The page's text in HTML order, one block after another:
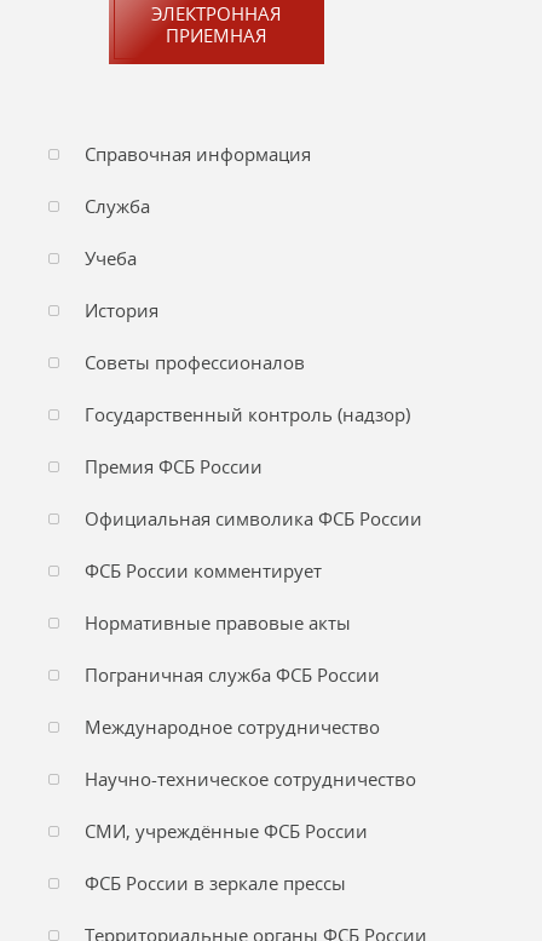
ЭЛЕКТРОННАЯ
ПРИЕМНАЯ
Справочная информация
Служба
Учеба
История
Советы профессионалов
Государственный контроль (надзор)
Премия ФСБ России
Официальная символика ФСБ России
ФСБ России комментирует
Нормативные правовые акты
Пограничная служба ФСБ России
Международное сотрудничество
Научно-техническое сотрудничество
СМИ, учреждённые ФСБ России
ФСБ России в зеркале прессы
Территориальные органы ФСБ России